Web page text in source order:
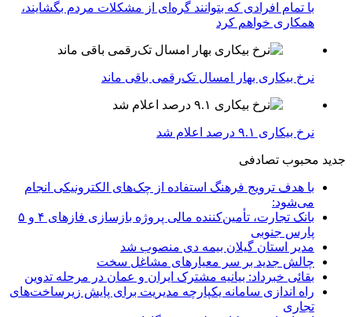
با تمام افرادی که بتوانند گره‌ای از مشکلات مردم بگشایند،
همکاری خواهم کرد
نرخ بیکاری بهار امسال تک‌رقمی باقی ماند
نرخ بیکاری ۹.۱ درصد اعلام شد
جدید محبوب تصادفی
با هدف ترویج فرهنگ استفاده از چک‌های الکترونیکی انجام
می‌شود:
بانک تجارت، تأمین‌کننده مالی پروژه بازسازی فازهای ۴ و ۵
پارس جنوبی
مدیر استان گیلان بیمه دی منصوب شد
چالش جدید بر سر معیارهای مشاغل سخت
بقائی خبرداد: بیانیه مشترک ایران و عمان در مرحله تدوین
راه اندازی سامانه یکپارچه مدیریت برای پایش زیرساخت‌های
تجاری